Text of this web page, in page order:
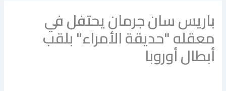
باريس سان جرمان يحتفل في
معقله "حديقة الأمراء" بلقب
أبطال أوروبا